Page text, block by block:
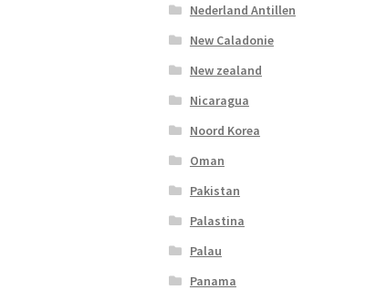
Nederland Antillen
New Caladonie
New zealand
Nicaragua
Noord Korea
Oman
Pakistan
Palastina
Palau
Panama